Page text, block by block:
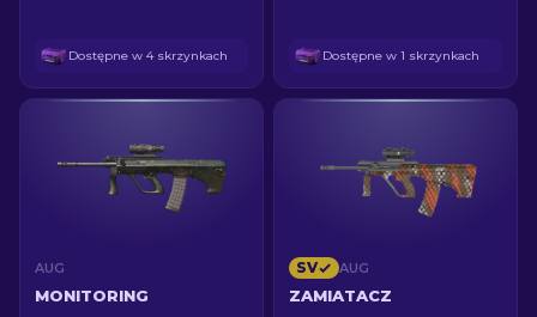
Dostępne w 4 skrzynkach Dostępne w 1 skrzynkach
AUG
MONITORING
SV AUG
ZAMIATACZ